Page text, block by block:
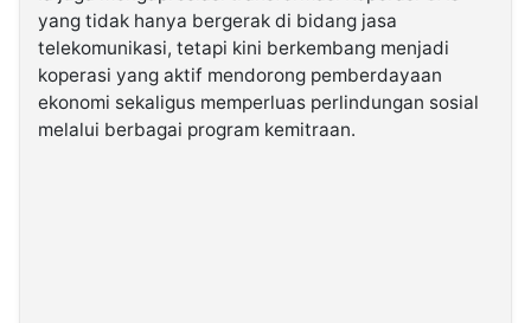
yang tidak hanya bergerak di bidang jasa
telekomunikasi, tetapi kini berkembang menjadi
koperasi yang aktif mendorong pemberdayaan
ekonomi sekaligus memperluas perlindungan sosial
melalui berbagai program kemitraan.